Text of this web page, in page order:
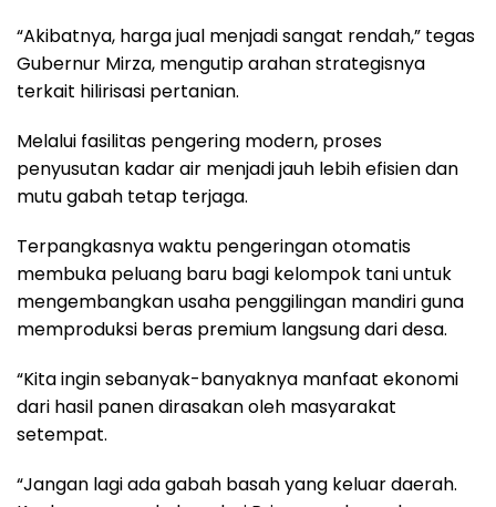
“Akibatnya, harga jual menjadi sangat rendah,” tegas
Gubernur Mirza, mengutip arahan strategisnya
terkait hilirisasi pertanian.
Melalui fasilitas pengering modern, proses
penyusutan kadar air menjadi jauh lebih efisien dan
mutu gabah tetap terjaga.
Terpangkasnya waktu pengeringan otomatis
membuka peluang baru bagi kelompok tani untuk
mengembangkan usaha penggilingan mandiri guna
memproduksi beras premium langsung dari desa.
“Kita ingin sebanyak-banyaknya manfaat ekonomi
dari hasil panen dirasakan oleh masyarakat
setempat.
“Jangan lagi ada gabah basah yang keluar daerah.